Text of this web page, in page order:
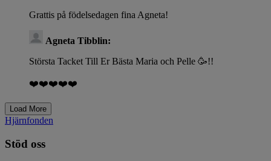
Grattis på födelsedagen fina Agneta!
Agneta Tibblin:
Största Tacket Till Er Bästa Maria och Pelle 🥳!!
❤️❤️❤️❤️❤️
Hjärnfonden
Stöd oss